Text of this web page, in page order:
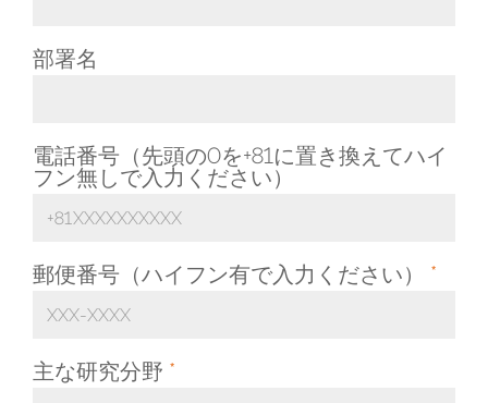
部署名
電話番号（先頭の0を+81に置き換えてハイ
フン無しで入力ください）
郵便番号（ハイフン有で入力ください） *
主な研究分野 *